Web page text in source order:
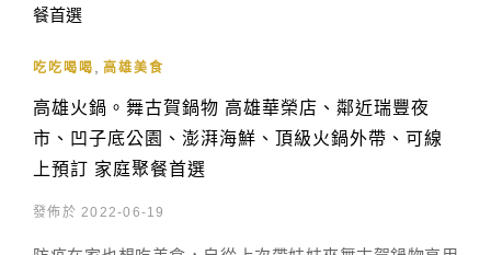
吃吃喝喝 高雄美食
高雄火鍋。舞古賀鍋物 高雄華榮店、鄰近瑞豐夜
市、凹子底公園、澎湃海鮮、頂級火鍋外帶、可線
上預訂 家庭聚餐首選
發佈於 2022-06-19